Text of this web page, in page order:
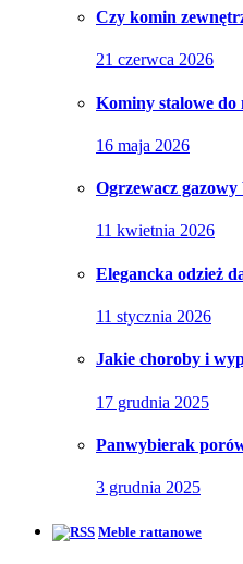
Czy komin
21 czerwca 2026
Kominy stalowe do
16 maja 2026
Ogrzewacz
11 kwietnia 2026
Elegancka odzież
11 stycznia 2026
Jakie choroby i
17 grudnia 2025
Panwybierak
3 grudnia 2025
Meble rattanowe